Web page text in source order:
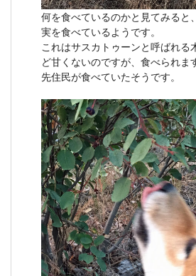
何を食べているのかと見てみると
実を食べているようです。
これはサスカトゥーンと呼ばれる
ど甘くないのですが、食べられま
先住民が食べていたそうです。